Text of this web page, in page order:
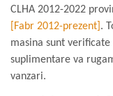
CLHA 2012-2022
[Fabr 2012-prezent] .
masina sunt
suplimentare va
vanzari.